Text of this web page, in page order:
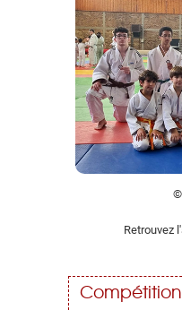
©
Retrouvez